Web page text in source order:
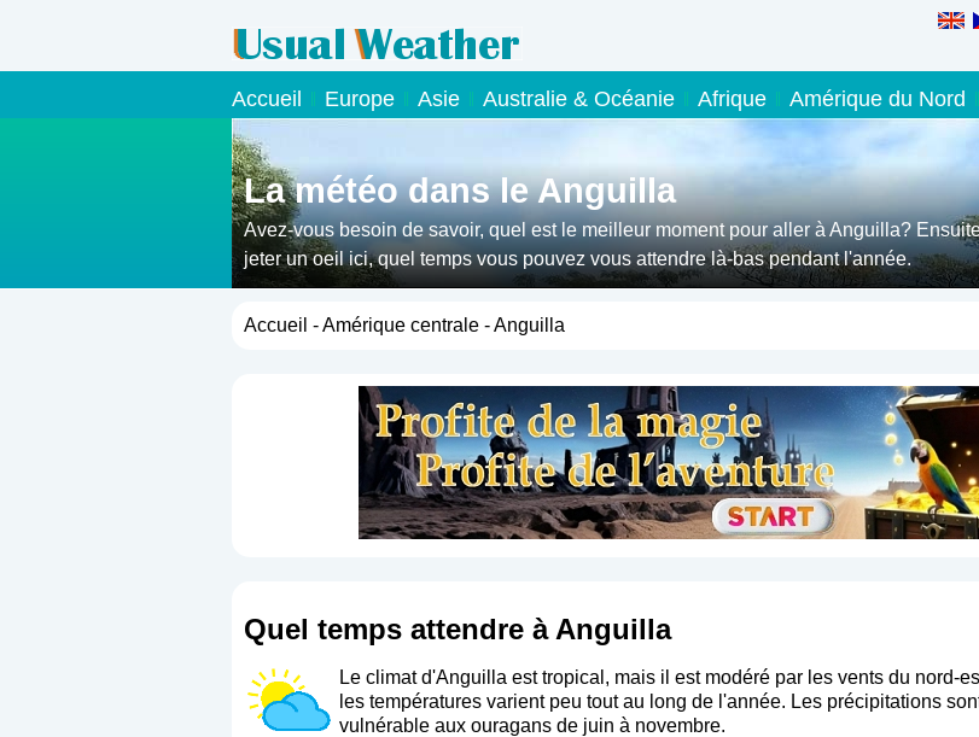
Accueil Europe Asie Australie & Océanie Afrique Amérique du Nord
La météo dans le Anguilla
Avez-vous besoin de savoir, quel est le meilleur moment pour aller à Anguilla?
jeter un oeil ici, quel temps vous pouvez vous attendre là-bas pendant l'année.
Accueil -Amérique centrale- Anguilla
Quel temps attendre à Anguilla
Le climat d'Anguilla est tropical, mais il est modéré par les vents du nord-
les températures varient peu tout au long de l'année. Les précipitations
vulnérable aux ouragans de juin à novembre.